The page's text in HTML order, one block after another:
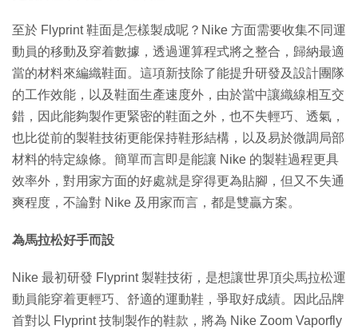
至於 Flyprint 鞋面是怎樣製成呢？Nike 方面需要收集不同運
動員的移動及穿着數據，透過運算程式將之整合，歸納最適
當的材料來編織鞋面。這項新技除了能提升研發及設計團隊
的工作效能，以及鞋面生產速度外，由於當中讓織線相互交
錯，因此能夠製作更緊密的鞋面之外，也不失輕巧、透氣，
也比從前的製鞋技術更能保持鞋形結構，以及易於微調局部
材料的特定線條。簡單而言即是能讓 Nike 的製鞋過程更具
效率外，對用家方面的好處就是穿得更為貼腳，但又不失通
爽程度，不論對 Nike 及用家而言，都是雙贏方案。
為馬拉松好手而設
Nike 最初研發 Flyprint 製鞋技術，是想讓世界頂尖馬拉松運
動員能穿着更輕巧、舒適的運動鞋，爭取好成績。因此品牌
首對以 Flyprint 技制製作的鞋款，將為 Nike Zoom Vaporfly